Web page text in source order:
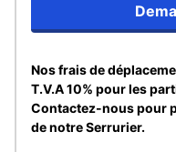
Nos frais de
T.V.A 10% pour les
Contactez-nous pour
de notre Serrurier.